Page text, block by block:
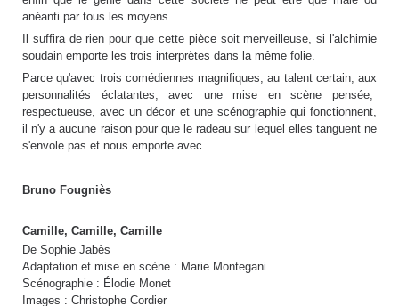
anéanti par tous les moyens.
Il suffira de rien pour que cette pièce soit merveilleuse, si l'alchimie
soudain emporte les trois interprètes dans la même folie.
Parce qu'avec trois comédiennes magnifiques, au talent certain, aux
personnalités éclatantes, avec une mise en scène pensée,
respectueuse, avec un décor et une scénographie qui fonctionnent,
il n'y a aucune raison pour que le radeau sur lequel elles tanguent ne
s'envole pas et nous emporte avec.
Bruno Fougniès
Camille, Camille, Camille
De Sophie Jabès
Adaptation et mise en scène : Marie Montegani
Scénographie : Élodie Monet
Images : Christophe Cordier